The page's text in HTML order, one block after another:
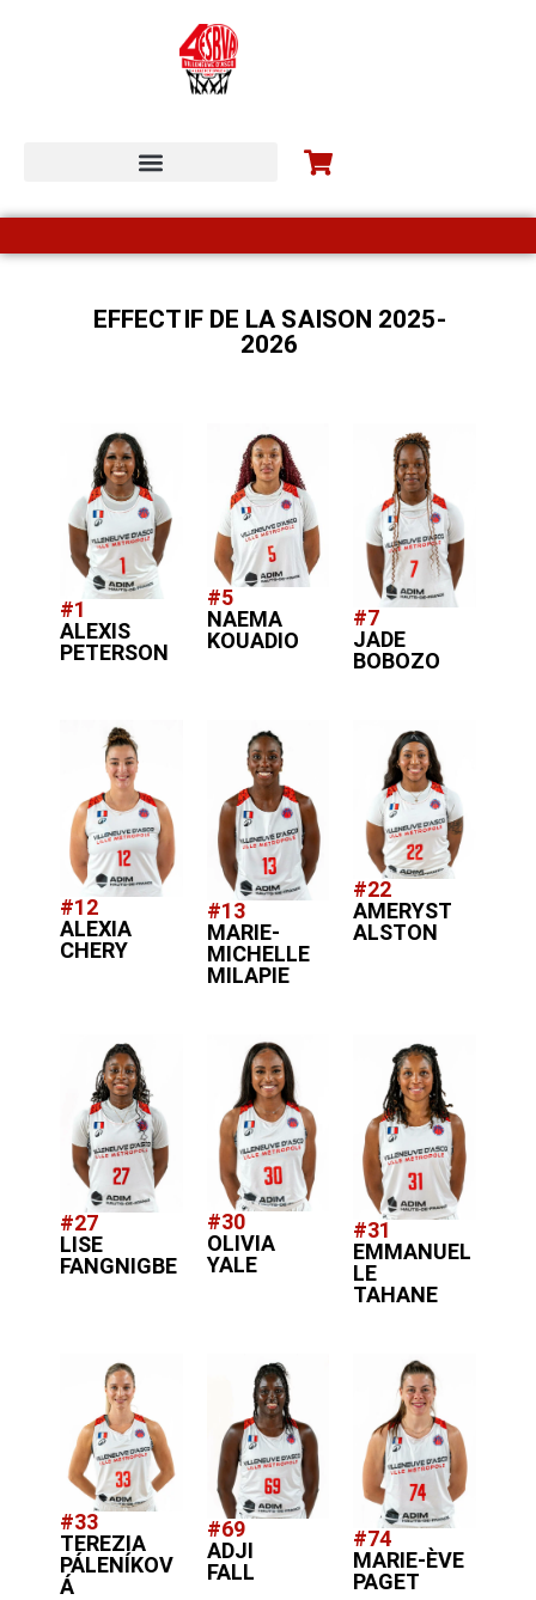
EFFECTIF DE LA SAISON 2025-
2026
#1
ALEXIS
PETERSON
#5
NAEMA
KOUADIO
#7
JADE
BOBOZO
#12
ALEXIA
CHERY
#13
MARIE-
MICHELLE
MILAPIE
#22
AMERYST
ALSTON
#27
LISE
FANGNIGBE
#30
OLIVIA
YALE
#31
EMMANUEL
LE
TAHANE
#33
TEREZIA
PÁLENÍKOV
Á
#69
ADJI
FALL
#74
MARIE-ÈVE
PAGET